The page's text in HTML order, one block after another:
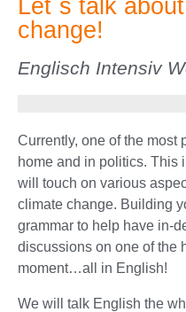
Let´s talk
change!
Englisch Intensiv
Currently, one of the most
home and in politics. This
will touch on various
climate change. Building
grammar to help have in-
discussions on one of the
moment…all in English!
We will talk English the